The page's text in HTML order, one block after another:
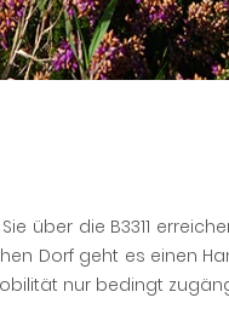
über die B3311
Dorf geht es einen
nur bedingt